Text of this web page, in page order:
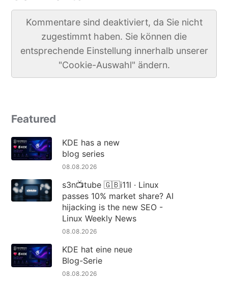
Kommentare sind deaktiviert, da Sie nicht
zugestimmt haben. Sie können die
entsprechende Einstellung innerhalb unserer
"Cookie-Auswahl" ändern.
Featured
KDE has a new
blog series
08.08.2026
s3n📺tube 🇬🇧i11l · Linux
passes 10% market share? AI
hijacking is the new SEO -
Linux Weekly News
08.08.2026
KDE hat eine neue
Blog-Serie
08.08.2026